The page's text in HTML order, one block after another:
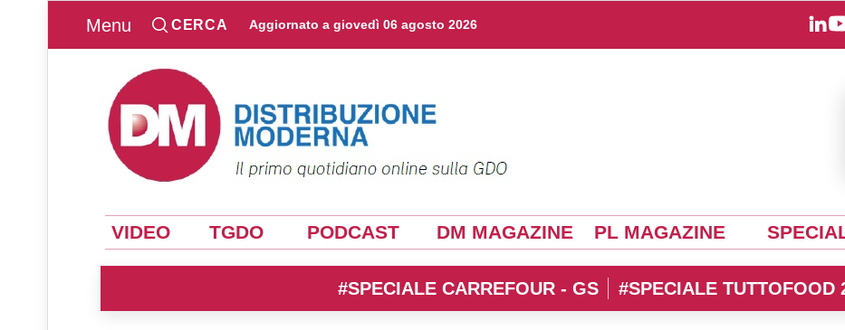
Menu CERCA Aggiornato a giovedì 06 agosto 2026
VIDEO TGDO PODCAST DM MAGAZINE PL MAGAZINE
#SPECIALE CARREFOUR - GS #SPECIALE TUTTOFOOD